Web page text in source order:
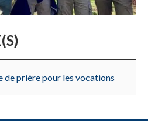
de prière pour les vocations